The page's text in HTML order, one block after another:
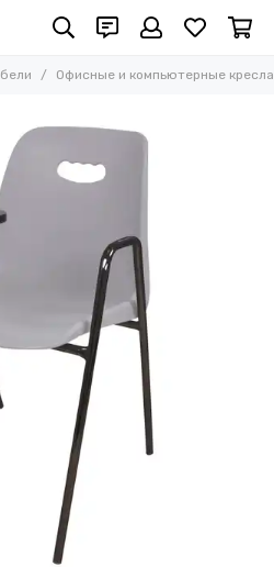
кресла
Офисные и компьютерные кресла